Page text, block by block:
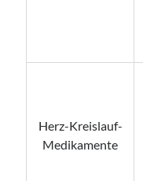
Herz-Kreislauf-
Medikamente